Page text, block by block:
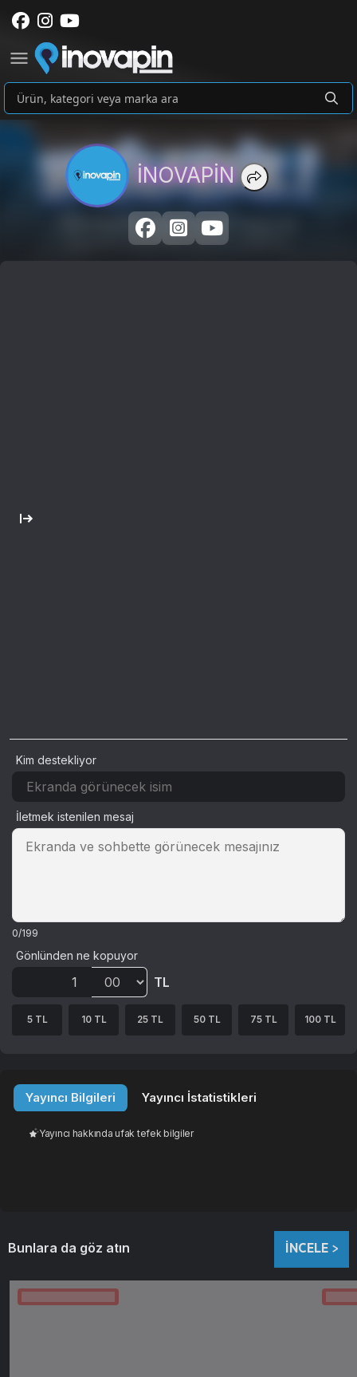
İNOVAPİN
Kim destekliyor
İletmek istenilen mesaj
0/199
Gönlünden ne kopuyor
TL
5 TL 10 TL 25 TL
Yayıncı Bilgileri Yayıncı İstatistikleri
Yayıncı hakkında ufak tefek bilgiler
Bunlara da göz atın İNCELE >